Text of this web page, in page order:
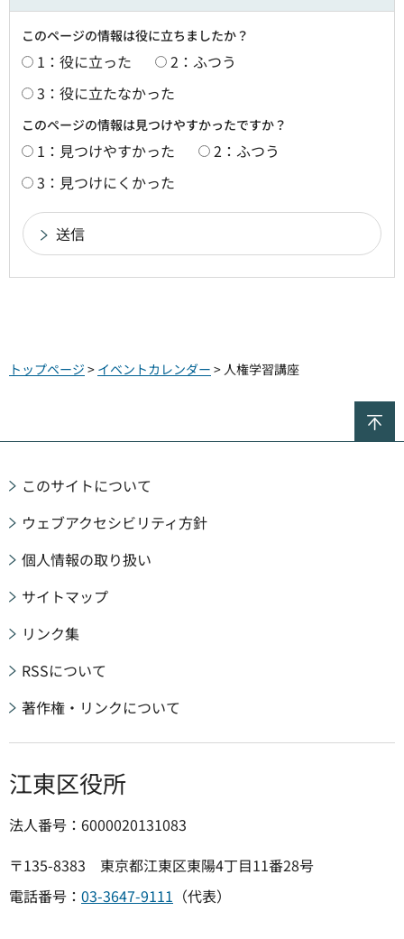
このページの情報は役に立ちましたか？
1：役に立った
2：ふつう
3：役に立たなかった
このページの情報は見つけやすかったですか？
1：見つけやすかった
2：ふつう
3：見つけにくかった
トップページ > イベントカレンダー > 人権学習講座
このサイトについて
ウェブアクセシビリティ方針
個人情報の取り扱い
サイトマップ
リンク集
RSSについて
著作権・リンクについて
江東区役所
法人番号：6000020131083
〒135-8383 東京都江東区東陽4丁目11番28号
電話番号： 03-3647-9111 （代表）